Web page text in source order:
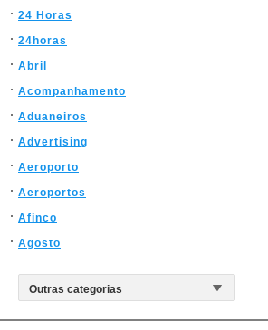
24 Horas
24horas
Abril
Acompanhamento
Aduaneiros
Advertising
Aeroporto
Aeroportos
Afinco
Agosto